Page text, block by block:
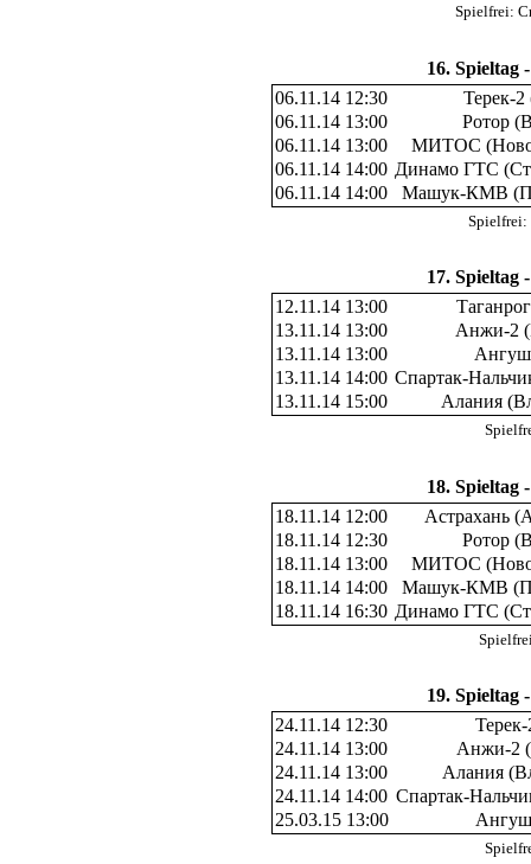
Spielfrei:
16. Spieltag
06.11.14 12:30
Терек-
06.11.14 13:00
Ротор
06.11.14 13:00
МИТОС
06.11.14 14:00 Динамо ГТС
06.11.14 14:00
Машук-КМВ
Spielfrei:
17. Spieltag
12.11.14 13:00
13.11.14 13:00
Анжи-2
13.11.14 13:00
13.11.14 14:00 Спартак-
13.11.14 15:00
Алания
18. Spieltag
18.11.14 12:00
Астрахань
18.11.14 12:30
Ротор
18.11.14 13:00
МИТОС
18.11.14 14:00
Машук-КМВ
18.11.14 16:30 Динамо ГТС
19. Spieltag
24.11.14 12:30
24.11.14 13:00
Анжи-2
24.11.14 13:00
Алания
24.11.14 14:00 Спартак-
25.03.15 13:00